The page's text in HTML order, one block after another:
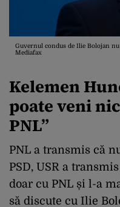
Guvernul condus de Ilie Bolojan
Mediafax
Kelemen
poate veni
PNL”
PNL a transmis că
PSD, USR a
doar cu PNL și l-a
să discute cu Ilie